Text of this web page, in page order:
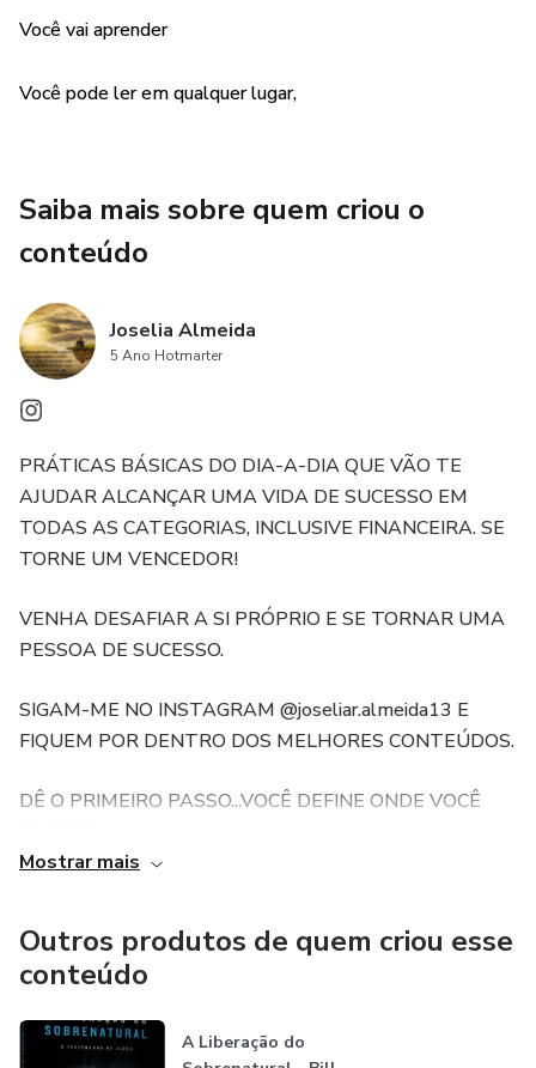
🎯 Defina as metas do seu dia, por mais básicas que sejam,
como realizar 80% das atividades no trabalho, se sentindo
pouco mais a cada dia, dessa maneira, um passo mais perto
Você vai aprender
Você pode ler em qualquer lugar,
Saiba mais sobre quem criou o
conteúdo
Joselia Almeida
5 Ano Hotmarter
PRÁTICAS BÁSICAS DO DIA-A-DIA QUE VÃO TE
AJUDAR ALCANÇAR UMA VIDA DE SUCESSO EM
TODAS AS CATEGORIAS, INCLUSIVE FINANCEIRA. SE
TORNE UM VENCEDOR!
VENHA DESAFIAR A SI PRÓPRIO E SE TORNAR UMA
PESSOA DE SUCESSO.
SIGAM-ME NO INSTAGRAM @joseliar.almeida13 E
FIQUEM POR DENTRO DOS MELHORES CONTEÚDOS.
DÊ O PRIMEIRO PASSO...VOCÊ DEFINE ONDE VOCÊ
📌 Não espere ser feliz dependendo das atitudes de
OUTRAS PESSOAS, seu marido, sua esposa, seu sócio, e
outros.
Mostrar mais
Outros produtos de quem criou esse
conteúdo
A Liberação do